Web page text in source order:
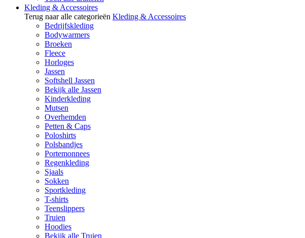
Kleding & Accessoires
Terug naar alle categorieën Kleding & Accessoires
Bedrijfskleding
Bodywarmers
Broeken
Fleece
Horloges
Jassen
Softshell Jassen
Bekijk alle Jassen
Kinderkleding
Mutsen
Overhemden
Petten & Caps
Poloshirts
Polsbandjes
Portemonnees
Regenkleding
Sjaals
Sokken
Sportkleding
T-shirts
Teenslippers
Truien
Hoodies
Bekijk alle Truien